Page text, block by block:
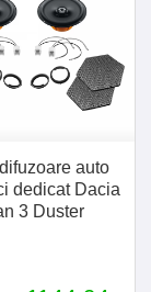
auto
dedicat Dacia
3 Duster